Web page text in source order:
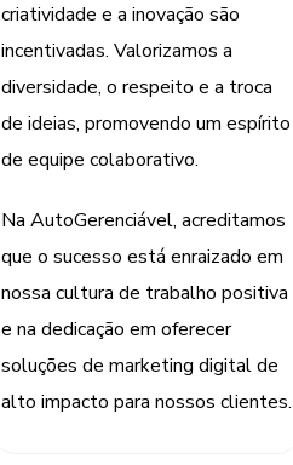
criatividade e a inovação são
incentivadas. Valorizamos a
diversidade, o respeito e a troca
de ideias, promovendo um espírito
de equipe colaborativo.
Na AutoGerenciável, acreditamos
que o sucesso está enraizado em
nossa cultura de trabalho positiva
e na dedicação em oferecer
soluções de marketing digital de
alto impacto para nossos clientes.